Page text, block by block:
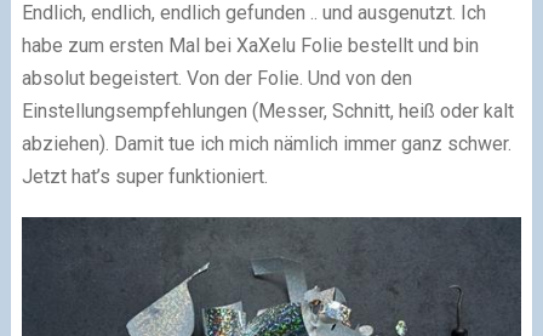
Endlich, endlich, endlich gefunden .. und ausgenutzt. Ich
habe zum ersten Mal bei XaXelu Folie bestellt und bin
absolut begeistert. Von der Folie. Und von den
Einstellungsempfehlungen (Messer, Schnitt, heiß oder kalt
abziehen). Damit tue ich mich nämlich immer ganz schwer.
Jetzt hat’s super funktioniert.